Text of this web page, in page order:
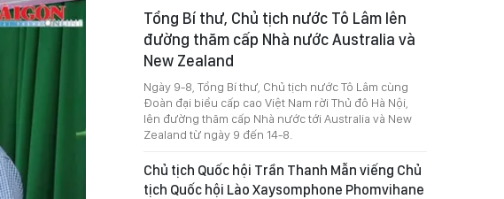
Tổng Bí thư, Chủ tịch nước Tô Lâm lên
đường thăm cấp Nhà nước Australia và
New Zealand
Ngày 9-8, Tổng Bí thư, Chủ tịch nước Tô Lâm cùng
Đoàn đại biểu cấp cao Việt Nam rời Thủ đô Hà Nội,
lên đường thăm cấp Nhà nước tới Australia và New
Zealand từ ngày 9 đến 14-8.
Chủ tịch Quốc hội Trần Thanh Mẫn viếng Chủ
tịch Quốc hội Lào Xaysomphone Phomvihane